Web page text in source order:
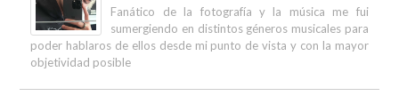
Fanático de la fotografía y la música me fui
sumergiendo en distintos géneros musicales para
poder hablaros de ellos desde mi punto de vista y con la mayor
objetividad posible